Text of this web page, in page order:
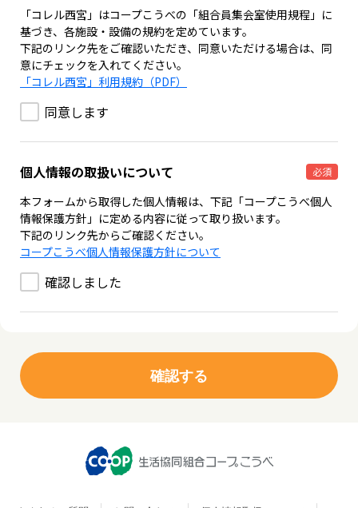
「コレル西宮」はコープこうべの「組合員集会室使用規程」に
基づき、各施設・設備の規約を定めています。
下記のリンク先をご確認いただき、同意いただける場合は、同
意にチェックを入れてください。
「コレル西宮」利用規約（PDF）
同意します
個人情報の取扱いについて 必須
本フォームから取得した個人情報は、下記「コープこうべ個人
情報保護方針」に定める内容に従って取り扱います。
下記のリンク先からご確認ください。
コープこうべ個人情報保護方針について
確認しました